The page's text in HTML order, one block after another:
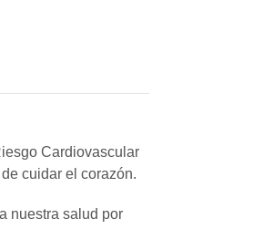
Cardiovascular
de cuidar el corazón.
nuestra salud por